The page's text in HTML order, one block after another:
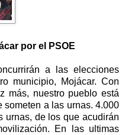
por el PSOE
a las elecciones
municipio, Mojácar. Con
más, nuestro pueblo está
someten a las urnas. 4.000
urnas, de los que acudirán
En las ultimas